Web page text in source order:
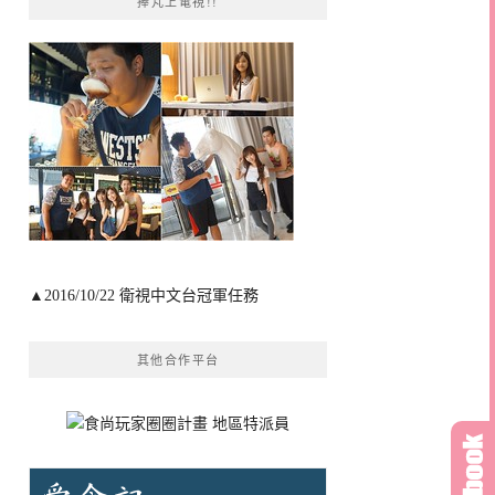
▲2016/10/22 衛視中文台冠軍任務
其他合作平台